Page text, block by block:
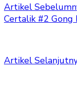
Artikel
Certalik #2 Gong
Artikel